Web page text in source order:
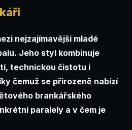
nejzajímavější mladé
Jeho styl kombinuje
technickou čistotu i
čemuž se přirozeně nabízí
brankářského
paralely a v čem je